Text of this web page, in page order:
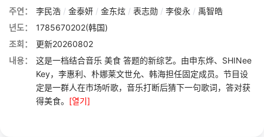
주연：
李民浩 / 金泰妍 / 金东炫 / 表志勋 / 李俊永 / 禹智皓
년도：
1785670202(韩国)
조회：
更新20260802
내용：
这是一档结合音乐 美食 答题的新综艺。由申东烨、SHINee
Key，李惠利、朴娜莱文世允、韩海担任固定成员。节目设
定是一群人在市场听歌，音乐打断后猜下一句歌词，答对获
得美食。 [열기]